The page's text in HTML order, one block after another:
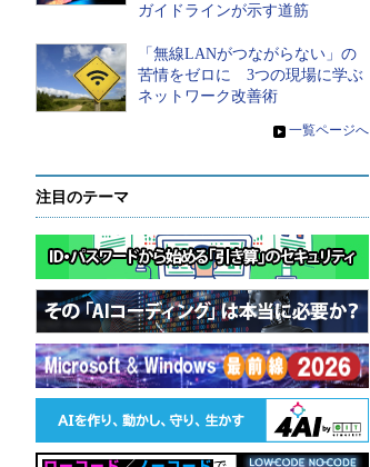
ガイドラインが示す道筋
「無線LANがつながらない」の
苦情をゼロに 3つの現場に学ぶ
ネットワーク改善術
» 一覧ページへ
注目のテーマ